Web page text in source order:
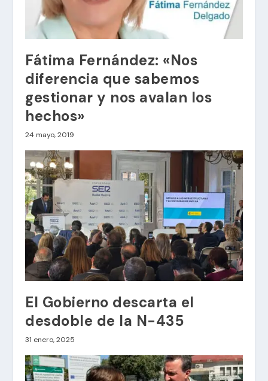
Fátima Fernández: «Nos
diferencia que sabemos
gestionar y nos avalan los
hechos»
24 mayo, 2019
El Gobierno descarta el
desdoble de la N-435
31 enero, 2025